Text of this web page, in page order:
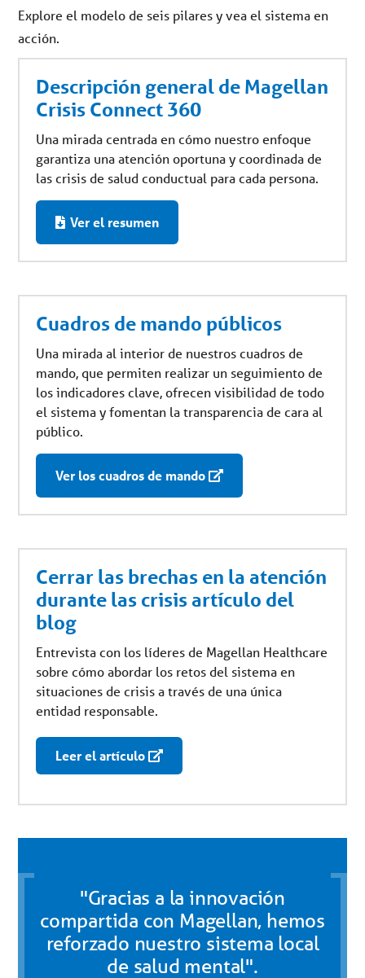
Explore el modelo de seis pilares y vea el sistema en
acción.
Descripción general de Magellan
Crisis Connect 360
Una mirada centrada en cómo nuestro enfoque
garantiza una atención oportuna y coordinada de
las crisis de salud conductual para cada persona.
Ver el resumen
Cuadros de mando públicos
Una mirada al interior de nuestros cuadros de
mando, que permiten realizar un seguimiento de
los indicadores clave, ofrecen visibilidad de todo
el sistema y fomentan la transparencia de cara al
público.
Ver los cuadros de mando
Cerrar las brechas en la atención
durante las crisis artículo del
blog
Entrevista con los líderes de Magellan Healthcare
sobre cómo abordar los retos del sistema en
situaciones de crisis a través de una única
entidad responsable.
Leer el artículo
"Gracias a la innovación
compartida con Magellan, hemos
reforzado nuestro sistema local
de salud mental".